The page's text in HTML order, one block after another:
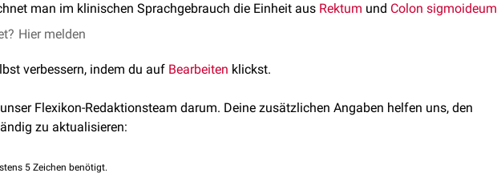
man im klinischen Sprachgebrauch die Einheit aus Rektum und Colon sigmoideum
Hier melden
verbessern, indem du auf Bearbeiten klickst.
Flexikon-Redaktionsteam darum. Deine zusätzlichen Angaben helfen uns, den
zu aktualisieren:
5 Zeichen benötigt.